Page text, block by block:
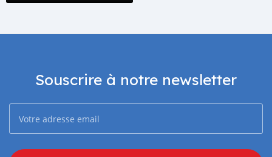
Souscrire à notre newsletter